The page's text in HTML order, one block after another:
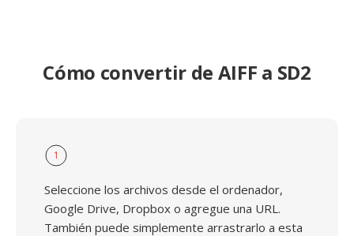
Cómo convertir de AIFF a SD2
1
Seleccione los archivos desde el ordenador,
Google Drive, Dropbox o agregue una URL.
También puede simplemente arrastrarlo a esta